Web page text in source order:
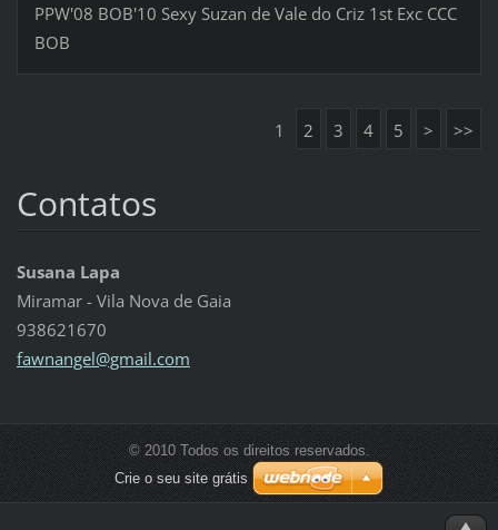
PPW'08 BOB'10 Sexy Suzan de Vale do Criz 1st Exc CCC
BOB
1 2 3 4 5 > >>
Contatos
Susana Lapa
Miramar - Vila Nova de Gaia
938621670
fawnangel@gmail.com
© 2010 Todos os direitos reservados.
Crie o seu site grátis